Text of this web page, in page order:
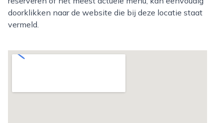
doorklikken naar de website die bij deze locatie staat
vermeld.